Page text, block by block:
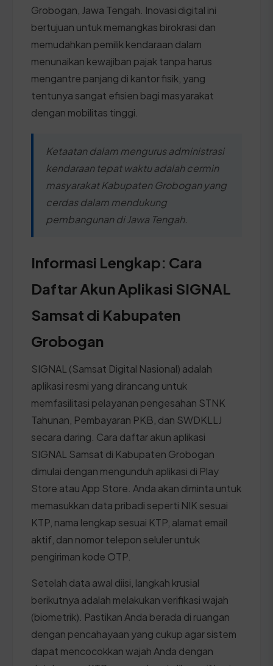
Grobogan, Jawa Tengah. Inovasi digital ini
bertujuan untuk memangkas birokrasi dan
memudahkan pemilik kendaraan dalam
menunaikan kewajiban pajak tanpa harus
mengantre panjang di kantor fisik, yang
tentunya sangat efisien bagi masyarakat
dengan mobilitas tinggi.
Ketaatan dalam mengurus administrasi
kendaraan tepat waktu adalah cermin
masyarakat Kabupaten Grobogan yang
cerdas dalam mendukung
pembangunan di Jawa Tengah.
Informasi Lengkap: Cara
Daftar Akun Aplikasi SIGNAL
Samsat di Kabupaten
Grobogan
SIGNAL (Samsat Digital Nasional) adalah
aplikasi resmi yang dirancang untuk
memfasilitasi pelayanan pengesahan STNK
Tahunan, Pembayaran PKB, dan SWDKLLJ
secara daring. Cara daftar akun aplikasi
SIGNAL Samsat di Kabupaten Grobogan
dimulai dengan mengunduh aplikasi di Play
Store atau App Store. Anda akan diminta untuk
memasukkan data pribadi seperti NIK sesuai
KTP, nama lengkap sesuai KTP, alamat email
aktif, dan nomor telepon seluler untuk
pengiriman kode OTP.
Setelah data awal diisi, langkah krusial
berikutnya adalah melakukan verifikasi wajah
(biometrik). Pastikan Anda berada di ruangan
dengan pencahayaan yang cukup agar sistem
dapat mencocokkan wajah Anda dengan